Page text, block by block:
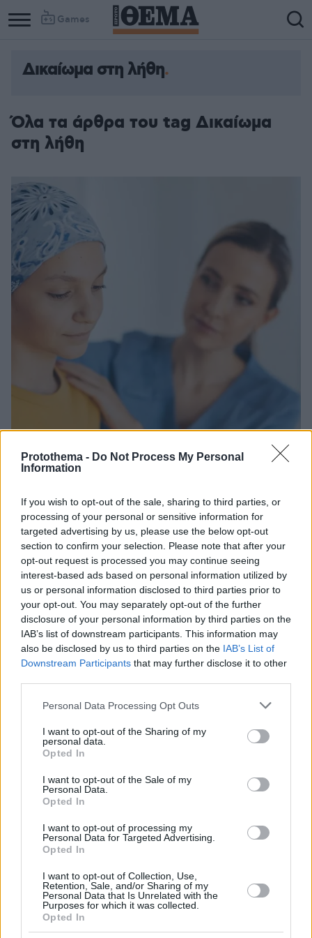
Protothema - Do Not Process My Personal
Information
If you wish to opt-out of the sale, sharing to third parties, or
processing of your personal or sensitive information for
targeted advertising by us, please use the below opt-out
section to confirm your selection. Please note that after your
opt-out request is processed you may continue seeing
interest-based ads based on personal information utilized by
us or personal information disclosed to third parties prior to
your opt-out. You may separately opt-out of the further
disclosure of your personal information by third parties on the
IAB’s list of downstream participants. This information may
also be disclosed by us to third parties on the IAB’s List of
Downstream Participants that may further disclose it to other
Please note that this website/app uses one or more Google
not limited to your visit or usage behaviour. You may click to
grant or deny consent to Google and its third-party tags to
use your data for below specified purposes in below Google
consent section.
Personal Data Processing Opt Outs
I want to opt-out of the Sharing of my
personal data.
Opted In
I want to opt-out of the Sale of my
Personal Data.
Opted In
I want to opt-out of processing my
Personal Data for Targeted Advertising.
Opted In
I want to opt-out of Collection, Use,
Retention, Sale, and/or Sharing of my
Personal Data that Is Unrelated with the
Purposes for which it was collected.
Opted In
Games
Δικαίωμα στη λήθη
Όλα τα άρθρα του tag Δικαίωμα
στη λήθη
Καρκίνος: Πώς καλύπτεται από τα ασφαλιστήρια υγείας
Στις όλο και αυξανόμενες περιπτώσεις καρκίνου, οι
ασφαλιστικές εταιρείες επαναπροσδιορίζουν τα
κριτήρια κάλυψης για τα άτομα που έχουν
διαγνωσθεί με καρκίνο
Η ζωή μετά τον καρκίνο: Με στόχο λιγότερες διακρίσεις
για τους επιζήσαντες- Τι ζητά η ΕΛΛΟΚ
29.01.2024, 17:25